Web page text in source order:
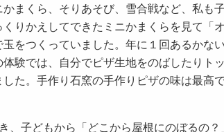
まくら、そりあそび、雪合戦など、私も
りかえしてできたミニかまくらを見て「
をつくっていました。年に１回あるかな
験では、自分でピザ生地をのばしたりト
た。手作り石窯の手作りピザの味は最高
、子どもから「どこから屋根にのぼるの